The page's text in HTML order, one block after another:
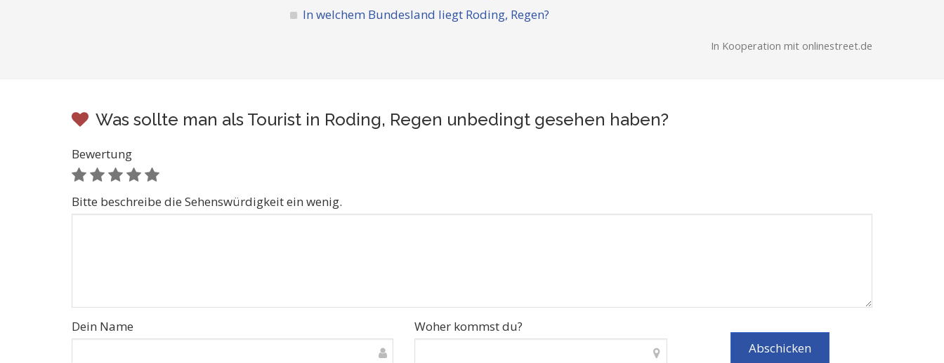
In welchem Bundesland liegt Roding, Regen?
In Kooperation mit onlinestreet.de
Was sollte man als Tourist in Roding, Regen unbedingt gesehen haben?
Bewertung
Bitte beschreibe die Sehenswürdigkeit ein wenig.
Dein Name Woher kommst du?